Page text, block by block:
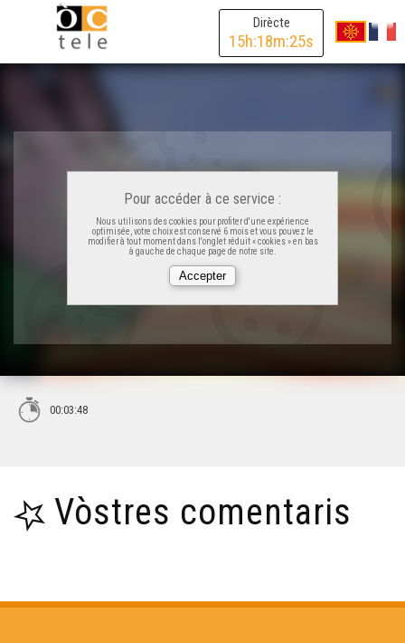
Dirècte
15h:18m:25s
Pour accéder à ce service :
Nous utilisons des cookies pour profiter d'une expérience
optimisée, votre choix est conservé 6 mois et vous pouvez le
modifier à tout moment dans l'onglet réduit « cookies » en bas
à gauche de chaque page de notre site.
00:03:48
Vòstres comentaris